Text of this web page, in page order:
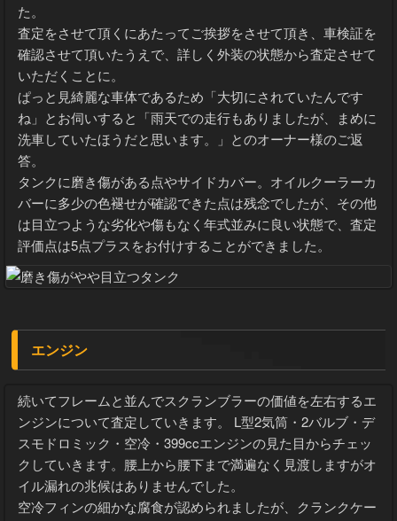
た。
査定をさせて頂くにあたってご挨拶をさせて頂き、車検証を
確認させて頂いたうえで、詳しく外装の状態から査定させて
いただくことに。
ぱっと見綺麗な車体であるため「大切にされていたんです
ね」とお伺いすると「雨天での走行もありましたが、まめに
洗車していたほうだと思います。」とのオーナー様のご返
答。
タンクに磨き傷がある点やサイドカバー。オイルクーラーカ
バーに多少の色褪せが確認できた点は残念でしたが、その他
は目立つような劣化や傷もなく年式並みに良い状態で、査定
評価点は5点プラスをお付けすることができました。
エンジン
続いてフレームと並んでスクランブラーの価値を左右するエ
ンジンについて査定していきます。 L型2気筒・2バルブ・デ
スモドロミック・空冷・399ccエンジンの見た目からチェッ
クしていきます。腰上から腰下まで満遍なく見渡しますがオ
イル漏れの兆候はありませんでした。
空冷フィンの細かな腐食が認められましたが、クランクケー